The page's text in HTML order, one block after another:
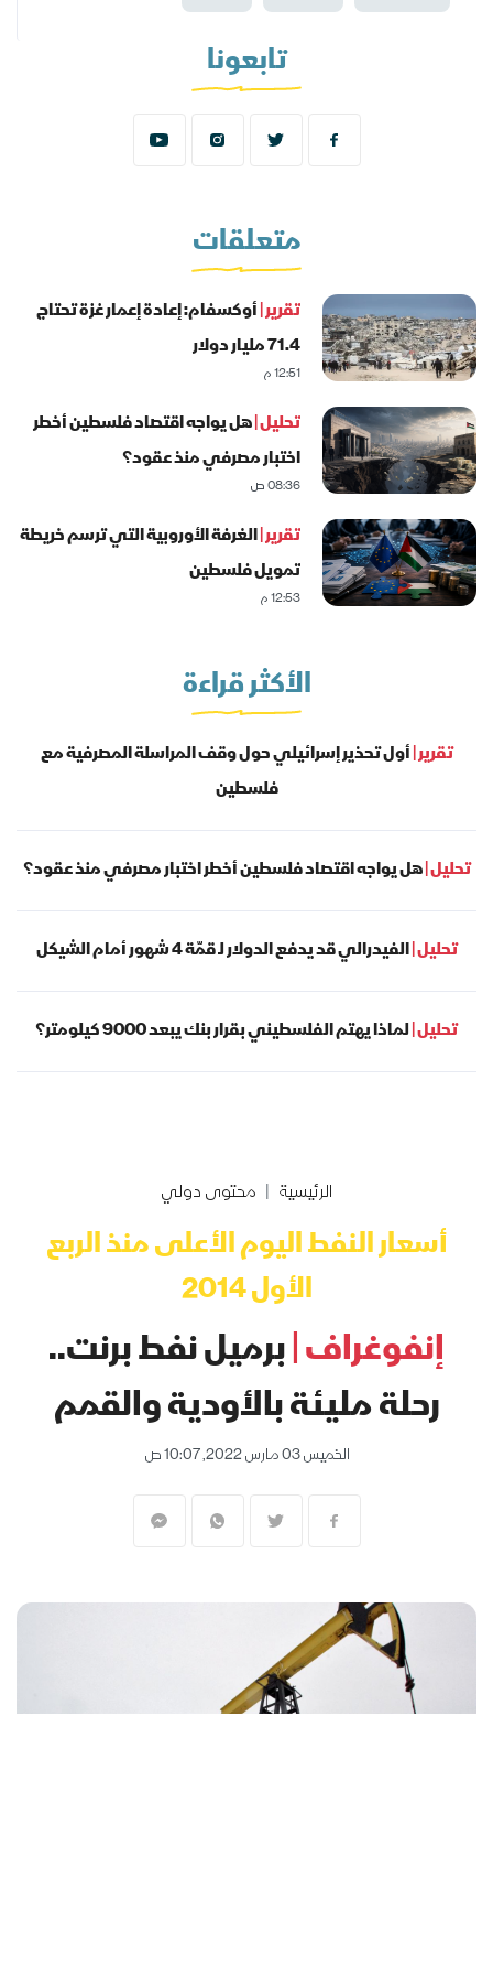
تابعونا
متعلقات
تقرير |أوكسفام: إعادة إعمار غزة تحتاج
71.4 مليار دولار
12:51 م
تحليل |هل يواجه اقتصاد فلسطين أخطر
اختبار مصرفي منذ عقود؟
08:36 ص
تقرير |الغرفة الأوروبية التي ترسم خريطة
تمويل فلسطين
12:53 م
الأكثر قراءة
تقرير |أول تحذير إسرائيلي حول وقف المراسلة المصرفية مع
فلسطين
تحليل |هل يواجه اقتصاد فلسطين أخطر اختبار مصرفي منذ عقود؟
تحليل |الفيدرالي قد يدفع الدولار لـ قمّة 4 شهور أمام الشيكل
تحليل |لماذا يهتم الفلسطيني بقرار بنك يبعد 9000 كيلومتر؟
الرئيسية محتوى دولي
أسعار النفط اليوم الأعلى منذ الربع
الأول 2014
إنفوغراف |برميل نفط برنت..
رحلة مليئة بالأودية والقمم
الخميس 03 مارس 2022, 10:07 ص